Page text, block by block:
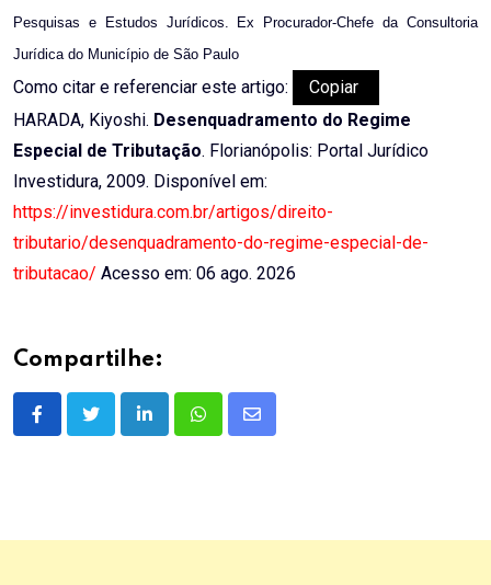
Pesquisas e Estudos Jurídicos. Ex Procurador-Chefe da Consultoria
Jurídica do Município de São Paulo
Como citar e referenciar este artigo:
Copiar
HARADA, Kiyoshi. Desenquadramento do Regime
Especial de Tributação. Florianópolis: Portal Jurídico
Investidura, 2009. Disponível em:
https://investidura.com.br/artigos/direito-
tributario/desenquadramento-do-regime-especial-de-
tributacao/ Acesso em: 06 ago. 2026
Compartilhe:
LinkedInWhatsappShare